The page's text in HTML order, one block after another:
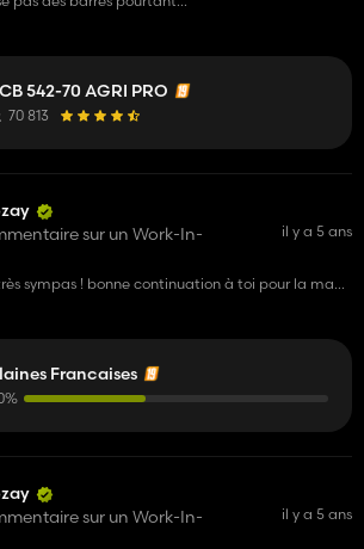
542-70 AGRI PRO
70 813
sur un Work-In-
il y a 5 ans
sympas ! bonne continuation à toi pour la map
Francaises
sur un Work-In-
il y a 5 ans